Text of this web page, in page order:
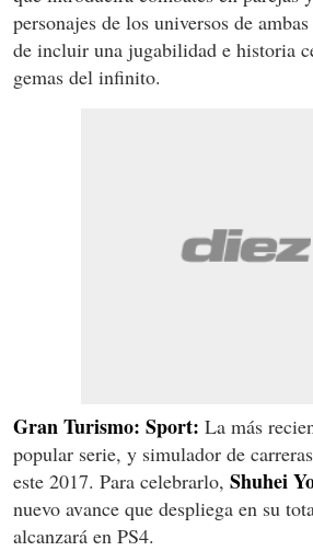
personajes de los universos de
de incluir una jugabilidad e historia
gemas del infinito.
Gran Turismo: Sport: La más
popular serie, y simulador de
este 2017. Para celebrarlo, Shuhei
nuevo avance que despliega en su
alcanzará en PS4.